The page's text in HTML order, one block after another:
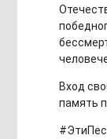
Вход
память